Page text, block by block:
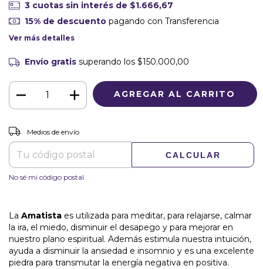
3 cuotas sin interés de $1.666,67
15% de descuentopagando con Transferencia
Ver más detalles
Envío gratis superando los $150.000,00
Entregas para el CP:
Medios de envío
CALCULAR
No sé mi código postal
La Amatista es utilizada para meditar, para relajarse, calmar
la ira, el miedo, disminuir el desapego y para mejorar en
nuestro plano espiritual. Además estimula nuestra intuición,
ayuda a disminuir la ansiedad e insomnio y es una excelente
piedra para transmutar la energía negativa en positiva.